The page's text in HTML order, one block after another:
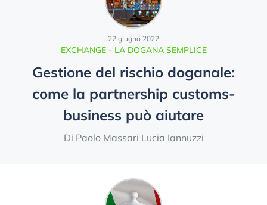
EXCHANGE - LA DOGANA SEMPLICE
22 giugno 2022
Gestione del rischio doganale:
come la partnership customs-
business può aiutare
Di Paolo Massari Lucia Iannuzzi